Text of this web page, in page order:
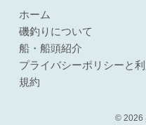
ホーム
磯釣りについて
船・船頭紹介
プライバシーポリシーと利
規約
© 2026